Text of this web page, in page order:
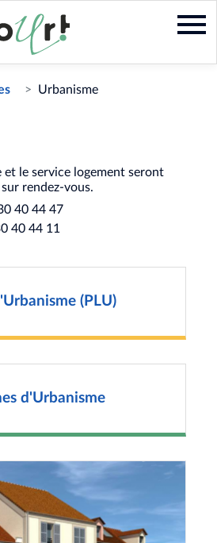
Aller
au
contenu
Urbanisme
et le service logement seront
rendez-vous.
40 44 47
40 44 11
(PLU)
d'Urbanisme